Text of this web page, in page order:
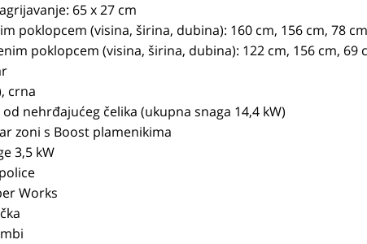
65 x 27 cm
poklopcem (visina, širina, dubina): 160 cm, 156 cm, 78 cm
poklopcem (visina, širina, dubina): 122 cm, 156 cm, 69
crna
nehrđajućeg čelika (ukupna snaga 14,4 kW)
zoni s Boost plamenikima
3,5 kW
Works